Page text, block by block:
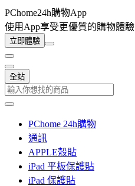
PChome24h購物App
使用App享受更優質的購物體驗
立即體驗
全站
PChome 24h購物
通訊
APPLE殼貼
iPad 平板保護貼
iPad 保護貼